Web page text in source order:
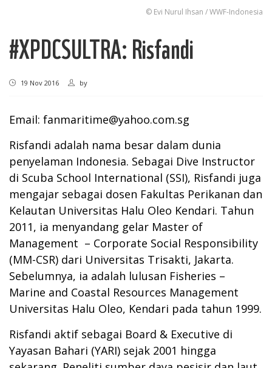
© Evi Nurul Ihsan / WWF-Indonesia
#XPDCSULTRA: Risfandi
19 Nov 2016 by
Email: fanmaritime@yahoo.com.sg
Risfandi adalah nama besar dalam dunia
penyelaman Indonesia. Sebagai Dive Instructor
di Scuba School International (SSI), Risfandi juga
mengajar sebagai dosen Fakultas Perikanan dan
Kelautan Universitas Halu Oleo Kendari. Tahun
2011, ia menyandang gelar Master of
Management – Corporate Social Responsibility
(MM-CSR) dari Universitas Trisakti, Jakarta.
Sebelumnya, ia adalah lulusan Fisheries –
Marine and Coastal Resources Management
Universitas Halu Oleo, Kendari pada tahun 1999.
Risfandi aktif sebagai Board & Executive di
Yayasan Bahari (YARI) sejak 2001 hingga